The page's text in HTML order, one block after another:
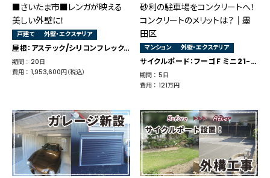
■さいたま市■レンガが映える
美しい外壁に！
戸建て 外壁・エクステリア
屋根：アステック/シリコンフレックスJY 外壁：アステック/スーパーラジカルシリコンGH その他：内装工事
期間 ： 20日
費用 ： 1,953,600円（税込）
砂利の駐車場をコンクリートへ！
コンクリートのメリットは？｜墨
田区
マンション 外壁・エクステリア
サイクルポード：フーゴF ミニ21-36型 M19タイプ
期間 ： 5日
費用 ： 121万円